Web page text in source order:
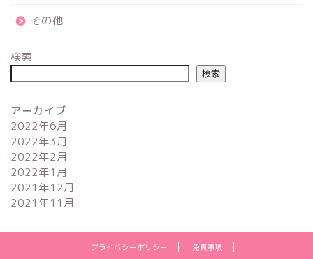
その他
検索
検索
アーカイブ
2022年6月
2022年3月
2022年2月
2022年1月
2021年12月
2021年11月
プライバシーポリシー 免責事項